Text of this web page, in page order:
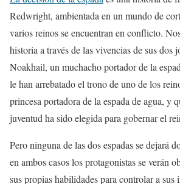
Redwright, ambientada en un mundo de
varios reinos se encuentran en conflicto.
historia a través de las vivencias de sus dos
Noakhail, un muchacho portador de la
le han arrebatado el trono de uno de los
princesa portadora de la espada de agua, y
juventud ha sido elegida para gobernar el
Pero ninguna de las dos espadas se dejará
en ambos casos los protagonistas se verán
sus propias habilidades para controlar a sus